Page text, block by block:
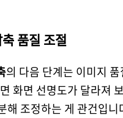
품질 조절
의 다음 단계는 이미지
화면 선명도가 달라져
해 조정하는 게 관건입니